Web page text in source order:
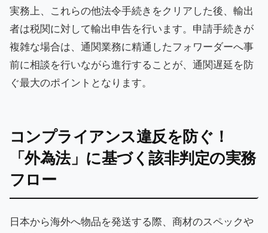
実務上、これらの他法令手続きをクリアした後、輸出
者は税関に対して輸出申告を行います。申請手続きが
複雑な場合は、通関業務に精通したフォワーダーへ事
前に相談を行いながら進行することが、通関遅延を防
ぐ最大のポイントとなります。
コンプライアンス違反を防ぐ！
「外為法」に基づく該非判定の実務
フロー
日本から海外へ物品を発送する際、商材のスペックや